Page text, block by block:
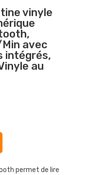
vinyle
avec
intégrés,
au
permet de lire